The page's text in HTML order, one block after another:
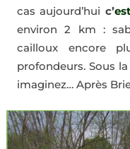
cas aujourd’hui c’
environ 2 km :
cailloux encore
profondeurs. Sous
imaginez… Après